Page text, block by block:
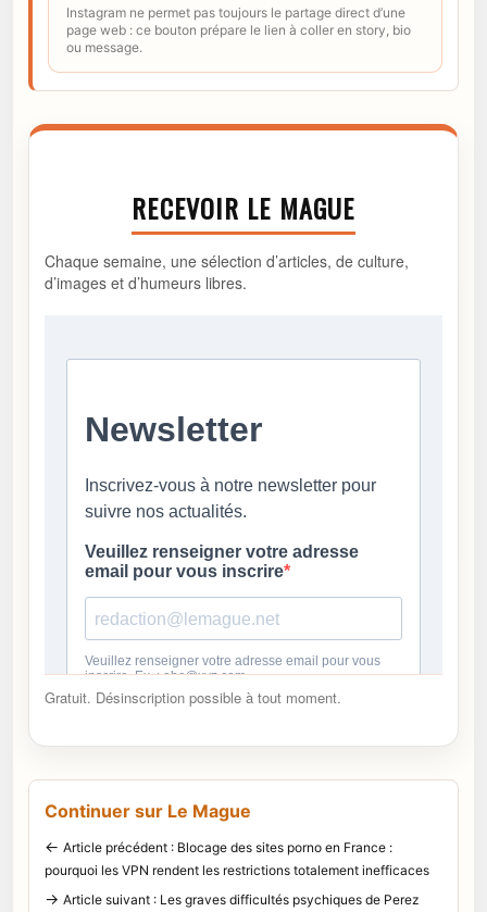
Instagram ne permet pas toujours le partage direct d’une
page web : ce bouton prépare le lien à coller en story, bio
ou message.
RECEVOIR LE MAGUE
Chaque semaine, une sélection d’articles, de culture,
d’images et d’humeurs libres.
Gratuit. Désinscription possible à tout moment.
Continuer sur Le Mague
← Article précédent : Blocage des sites porno en France :
pourquoi les VPN rendent les restrictions totalement inefficaces
→ Article suivant : Les graves difficultés psychiques de Perez